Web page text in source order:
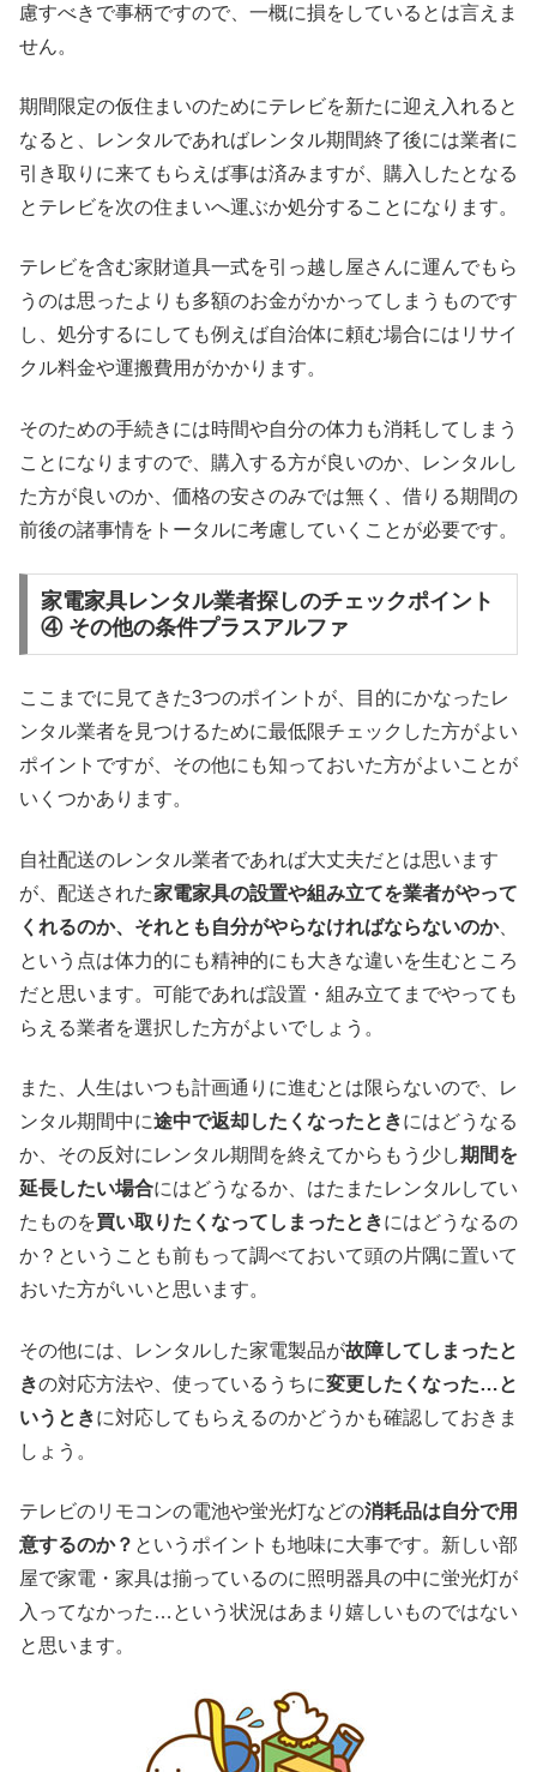
慮すべきで事柄ですので、一概に損をしているとは言えま
せん。
期間限定の仮住まいのためにテレビを新たに迎え入れると
なると、レンタルであればレンタル期間終了後には業者に
引き取りに来てもらえば事は済みますが、購入したとなる
とテレビを次の住まいへ運ぶか処分することになります。
テレビを含む家財道具一式を引っ越し屋さんに運んでもら
うのは思ったよりも多額のお金がかかってしまうものです
し、処分するにしても例えば自治体に頼む場合にはリサイ
クル料金や運搬費用がかかります。
そのための手続きには時間や自分の体力も消耗してしまう
ことになりますので、購入する方が良いのか、レンタルし
た方が良いのか、価格の安さのみでは無く、借りる期間の
前後の諸事情をトータルに考慮していくことが必要です。
家電家具レンタル業者探しのチェックポイント
④ その他の条件プラスアルファ
ここまでに見てきた3つのポイントが、目的にかなったレ
ンタル業者を見つけるために最低限チェックした方がよい
ポイントですが、その他にも知っておいた方がよいことが
いくつかあります。
自社配送のレンタル業者であれば大丈夫だとは思います
が、配送された家電家具の設置や組み立てを業者がやって
くれるのか、それとも自分がやらなければならないのか、
という点は体力的にも精神的にも大きな違いを生むところ
だと思います。可能であれば設置・組み立てまでやっても
らえる業者を選択した方がよいでしょう。
また、人生はいつも計画通りに進むとは限らないので、レ
ンタル期間中に途中で返却したくなったときにはどうなる
か、その反対にレンタル期間を終えてからもう少し期間を
延長したい場合にはどうなるか、はたまたレンタルしてい
たものを買い取りたくなってしまったときにはどうなるの
か？ということも前もって調べておいて頭の片隅に置いて
おいた方がいいと思います。
その他には、レンタルした家電製品が故障してしまったと
きの対応方法や、使っているうちに変更したくなった…と
いうときに対応してもらえるのかどうかも確認しておきま
しょう。
テレビのリモコンの電池や蛍光灯などの消耗品は自分で用
意するのか？ というポイントも地味に大事です。新しい部
屋で家電・家具は揃っているのに照明器具の中に蛍光灯が
入ってなかった…という状況はあまり嬉しいものではない
と思います。